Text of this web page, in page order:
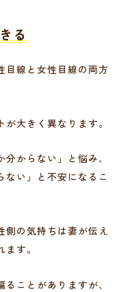
る
目線と女性目線の両方
大きく異なります。
からない」と悩み、
い」と不安になるこ
側の気持ちは妻が伝え
す。
ことがありますが、